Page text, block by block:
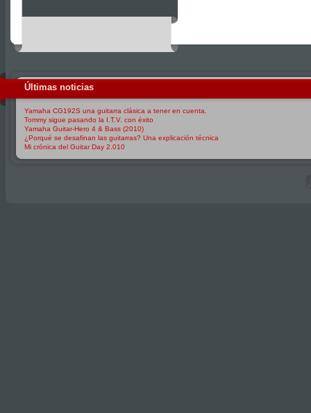
Últimas noticias
Yamaha CG192S una guitarra clásica a tener en cuenta.
Tommy sigue pasando la I.T.V. con éxito
Yamaha Guitar-Hero 4 & Bass (2010)
¿Porqué se desafinan las guitarras? Una explicación técnica
Mi crónica del Guitar Day 2.010